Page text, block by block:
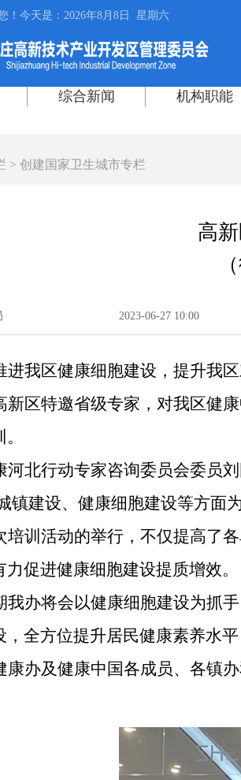
> 创建国家卫生城市专栏
高
2023-06-27 10:00
进我区健康细胞建设，提升我
新区特邀省级专家，对我区健
。
河北行动专家咨询委员会委员
镇建设、健康细胞建设等方面
培训活动的举行，不仅提高了
力促进健康细胞建设提质增效。
我办将会以健康细胞建设为抓
，全方位提升居民健康素养水
康办及健康中国各成员、各镇